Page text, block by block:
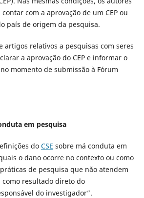
com a aprovação de um CEP ou
país de origem da pesquisa.
artigos relativos a pesquisas com seres
a aprovação do CEP e informar o
momento de submissão à Fórum
em pesquisa
do CSE sobre má conduta em
o dano ocorre no contexto ou como
de pesquisa que não atendem
como resultado direto do
do investigador”.